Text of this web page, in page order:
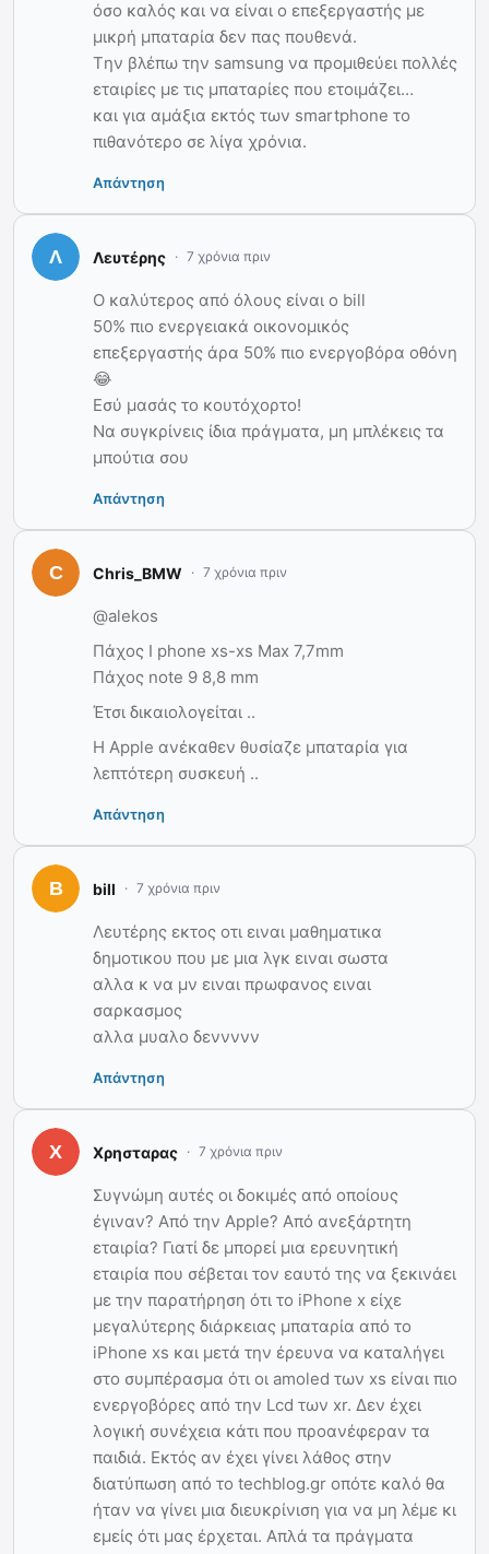
όσο καλός και να είναι ο επεξεργαστής με
μικρή μπαταρία δεν πας πουθενά.
Tην βλέπω την samsung να προμιθεύει πολλές
εταιρίες με τις μπαταρίες που ετοιμάζει…
και για αμάξια εκτός των smartphone το
πιθανότερο σε λίγα χρόνια.
Απάντηση
Λευτέρης 7 χρόνια πριν
Ο καλύτερος από όλους είναι ο bill
50% πιο ενεργειακά οικονομικός
επεξεργαστής άρα 50% πιο ενεργοβόρα οθόνη
😂
Εσύ μασάς το κουτόχορτο!
Να συγκρίνεις ίδια πράγματα, μη μπλέκεις τα
μπούτια σου
Απάντηση
Chris_BMW 7 χρόνια πριν
@alekos
Πάχος I phone xs-xs Max 7,7mm
Πάχος note 9 8,8 mm
Έτσι δικαιολογείται ..
Η Apple ανέκαθεν θυσίαζε μπαταρία για
λεπτότερη συσκευή ..
Απάντηση
bill 7 χρόνια πριν
Λευτέρης εκτος οτι ειναι μαθηματικα
δημοτικου που με μια λγκ ειναι σωστα
αλλα κ να μν ειναι πρωφανος ειναι
σαρκασμος
αλλα μυαλο δεννννν
Απάντηση
Χρησταρας 7 χρόνια πριν
Συγνώμη αυτές οι δοκιμές από οποίους
έγιναν? Από την Apple? Από ανεξάρτητη
εταιρία? Γιατί δε μπορεί μια ερευνητική
εταιρία που σέβεται τον εαυτό της να ξεκινάει
με την παρατήρηση ότι το iPhone x είχε
μεγαλύτερης διάρκειας μπαταρία από το
iPhone xs και μετά την έρευνα να καταλήγει
στο συμπέρασμα ότι οι amoled των xs είναι πιο
ενεργοβόρες από την Lcd των xr. Δεν έχει
λογική συνέχεια κάτι που προανέφεραν τα
παιδιά. Εκτός αν έχει γίνει λάθος στην
διατύπωση από το techblog.gr οπότε καλό θα
ήταν να γίνει μια διευκρίνιση για να μη λέμε κι
εμείς ότι μας έρχεται. Απλά τα πράγματα